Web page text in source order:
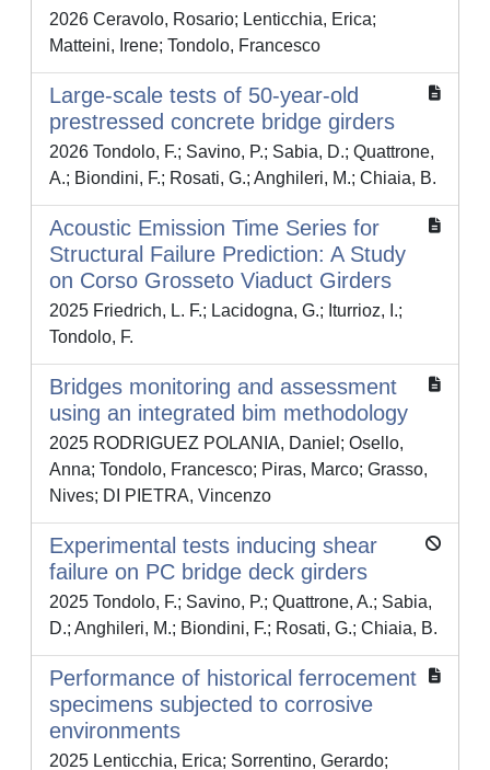
2026 Ceravolo, Rosario; Lenticchia, Erica;
Matteini, Irene; Tondolo, Francesco
Large-scale tests of 50-year-old
prestressed concrete bridge girders
2026 Tondolo, F.; Savino, P.; Sabia, D.; Quattrone,
A.; Biondini, F.; Rosati, G.; Anghileri, M.; Chiaia, B.
Acoustic Emission Time Series for
Structural Failure Prediction: A Study
on Corso Grosseto Viaduct Girders
2025 Friedrich, L. F.; Lacidogna, G.; Iturrioz, I.;
Tondolo, F.
Bridges monitoring and assessment
using an integrated bim methodology
2025 RODRIGUEZ POLANIA, Daniel; Osello,
Anna; Tondolo, Francesco; Piras, Marco; Grasso,
Nives; DI PIETRA, Vincenzo
Experimental tests inducing shear
failure on PC bridge deck girders
2025 Tondolo, F.; Savino, P.; Quattrone, A.; Sabia,
D.; Anghileri, M.; Biondini, F.; Rosati, G.; Chiaia, B.
Performance of historical ferrocement
specimens subjected to corrosive
environments
2025 Lenticchia, Erica; Sorrentino, Gerardo;